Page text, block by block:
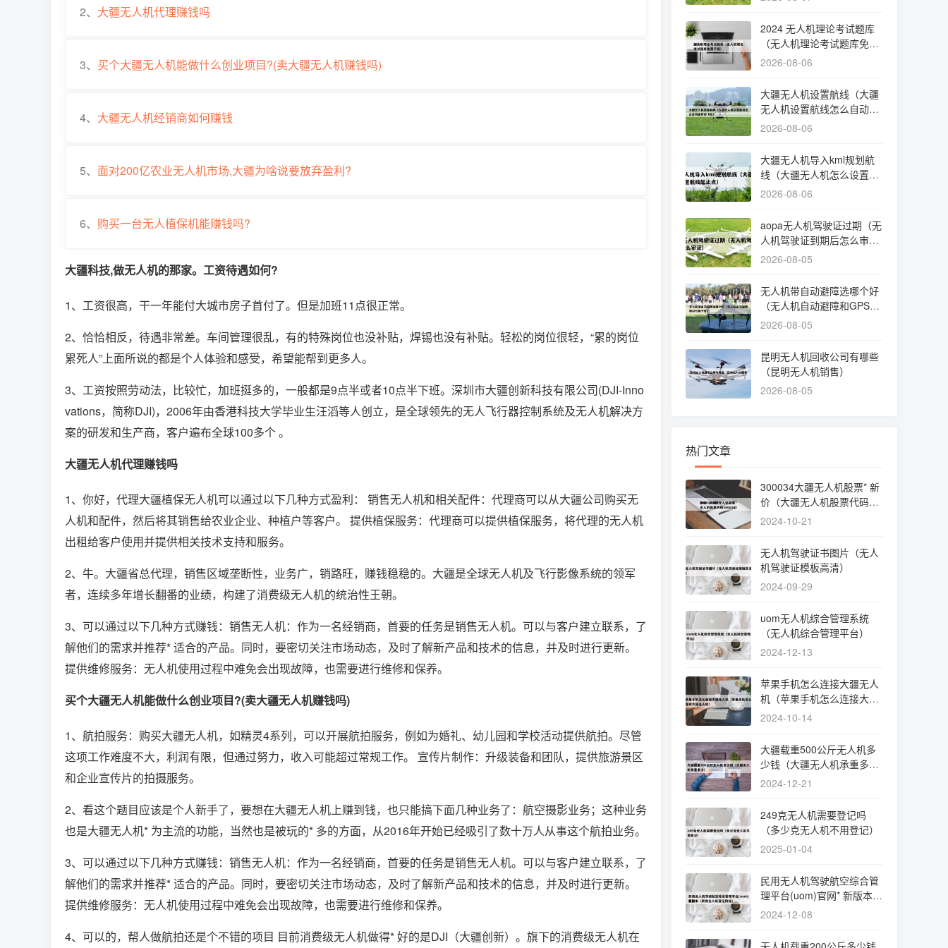
2、 大疆无人机代理赚钱吗
3、 买个大疆无人机能做什么创业项目?(卖大疆无人机赚钱吗)
4、 大疆无人机经销商如何赚钱
5、 面对200亿农业无人机市场,大疆为啥说要放弃盈利?
6、 购买一台无人植保机能赚钱吗?
大疆科技,做无人机的那家。工资待遇如何?
1、工资很高，干一年能付大城市房子首付了。但是加班11点很正常。
2、恰恰相反，待遇非常差。车间管理很乱，有的特殊岗位也没补贴，焊锡也没有补贴。轻松的岗位很轻，“累的岗位
累死人”上面所说的都是个人体验和感受，希望能帮到更多人。
3、工资按照劳动法，比较忙，加班挺多的，一般都是9点半或者10点半下班。深圳市大疆创新科技有限公司(DJI-Inno
vations，简称DJI)，2006年由香港科技大学毕业生汪滔等人创立，是全球领先的无人飞行器控制系统及无人机解决方
案的研发和生产商，客户遍布全球100多个 。
大疆无人机代理赚钱吗
1、你好，代理大疆植保无人机可以通过以下几种方式盈利： 销售无人机和相关配件：代理商可以从大疆公司购买无
人机和配件，然后将其销售给农业企业、种植户等客户。 提供植保服务：代理商可以提供植保服务，将代理的无人机
出租给客户使用并提供相关技术支持和服务。
2、牛。大疆省总代理，销售区域垄断性，业务广，销路旺，赚钱稳稳的。大疆是全球无人机及飞行影像系统的领军
者，连续多年增长翻番的业绩，构建了消费级无人机的统治性王朝。
3、可以通过以下几种方式赚钱：销售无人机：作为一名经销商，首要的任务是销售无人机。可以与客户建立联系，了
解他们的需求并推荐* 适合的产品。同时，要密切关注市场动态，及时了解新产品和技术的信息，并及时进行更新。
提供维修服务：无人机使用过程中难免会出现故障，也需要进行维修和保养。
买个大疆无人机能做什么创业项目?(卖大疆无人机赚钱吗)
1、航拍服务：购买大疆无人机，如精灵4系列，可以开展航拍服务，例如为婚礼、幼儿园和学校活动提供航拍。尽管
这项工作难度不大，利润有限，但通过努力，收入可能超过常规工作。 宣传片制作：升级装备和团队，提供旅游景区
和企业宣传片的拍摄服务。
2、看这个题目应该是个人新手了，要想在大疆无人机上赚到钱，也只能搞下面几种业务了：航空摄影业务；这种业务
也是大疆无人机* 为主流的功能，当然也是被玩的* 多的方面，从2016年开始已经吸引了数十万人从事这个航拍业务。
3、可以通过以下几种方式赚钱：销售无人机：作为一名经销商，首要的任务是销售无人机。可以与客户建立联系，了
解他们的需求并推荐* 适合的产品。同时，要密切关注市场动态，及时了解新产品和技术的信息，并及时进行更新。
提供维修服务：无人机使用过程中难免会出现故障，也需要进行维修和保养。
4、可以的，帮人做航拍还是个不错的项目 目前消费级无人机做得* 好的是DJI（大疆创新）。旗下的消费级无人机在
2024 无人机理论考试题库
（无人机理论考试题库免费
下载）
2026-08-06
大疆无人机设置航线（大疆
无人机设置航线怎么自动避
开禁飞区）
2026-08-06
大疆无人机导入kml规划航
线（大疆无人机怎么设置航
线起止点）
2026-08-06
aopa无人机驾驶证过期（无
人机驾驶证到期后怎么审
证）
2026-08-05
无人机带自动避障选哪个好
（无人机自动避障和GPS哪
个好）
2026-08-05
昆明无人机回收公司有哪些
（昆明无人机销售）
2026-08-05
热门文章
300034大疆无人机股票* 新
价（大疆无人机股票代码30
0034）
2024-10-21
无人机驾驶证书图片（无人
机驾驶证模板高清）
2024-09-29
uom无人机综合管理系统
（无人机综合管理平台）
2024-12-13
苹果手机怎么连接大疆无人
机（苹果手机怎么连接大疆
无人机）
2024-10-14
大疆载重500公斤无人机多
少钱（大疆无人机承重多
少）
2024-12-21
249克无人机需要登记吗
（多少克无人机不用登记）
2025-01-04
民用无人机驾驶航空综合管
理平台(uom)官网* 新版本
（民用无人机登记网站）
2024-12-08